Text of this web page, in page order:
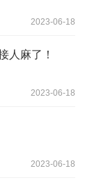
2023-06-18
人麻了！
2023-06-18
2023-06-18